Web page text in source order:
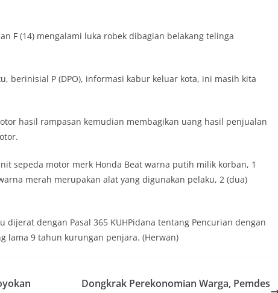
F (14) mengalami luka robek dibagian belakang telinga
berinisial P (DPO), informasi kabur keluar kota, ini masih kita
hasil rampasan kemudian membagikan uang hasil penjualan
sepeda motor merk Honda Beat warna putih milik korban, 1
merah merupakan alat yang digunakan pelaku, 2 (dua)
dengan Pasal 365 KUHPidana tentang Pencurian dengan
lama 9 tahun kurungan penjara. (Herwan)
Dongkrak Perekonomian Warga, Pemdes